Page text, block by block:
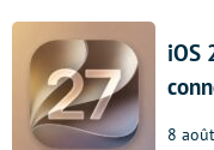
iOS
8